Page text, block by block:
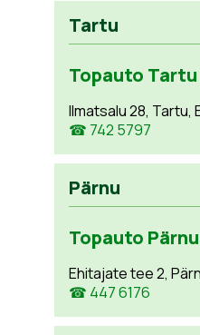
Tartu
Topauto Tartu
Ilmatsalu 28, Tartu,
☎ 742 5797
Pärnu
Topauto Pärnu
Ehitajate tee 2,
☎ 447 6176